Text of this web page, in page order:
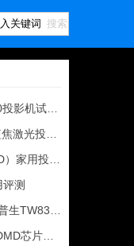
搜索
试用评测
VPL-GTZ1开
投影机评测
测
vs. Opto
的重要性